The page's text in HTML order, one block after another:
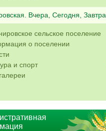
Вчера, Сегодня, Завтра
сельское поселение
о поселении
и спорт